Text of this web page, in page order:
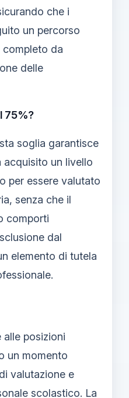
che i
un percorso
da
delle
75%?
soglia garantisce
acquisito un livello
per essere valutato
senza che il
comporti
dal
elemento di tutela
alle posizioni
un momento
valutazione e
scolastico. La